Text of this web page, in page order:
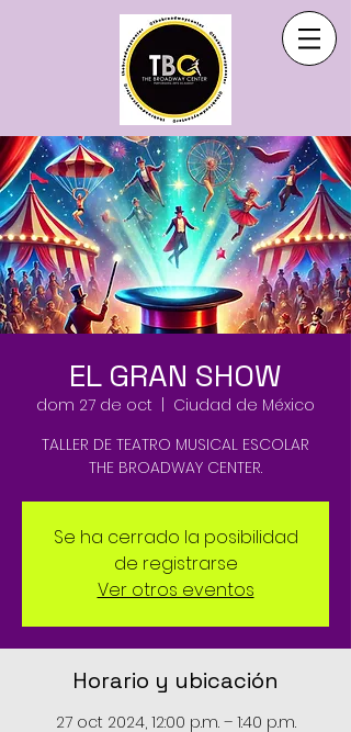
EL GRAN SHOW
dom 27 de oct
Ciudad de México
TALLER DE TEATRO MUSICAL ESCOLAR
THE BROADWAY CENTER.
Se ha cerrado la posibilidad
de registrarse
Ver otros eventos
Horario y ubicación
27 oct 2024, 12:00 p.m. – 1:40 p.m.